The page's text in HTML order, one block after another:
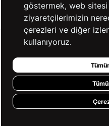
BİZE ULAŞIN
HIZLI ERİŞİM
BİZİ
göstermek, web
ziyaretçilerimizin
çerezleri ve diğer
kullanıyoruz.